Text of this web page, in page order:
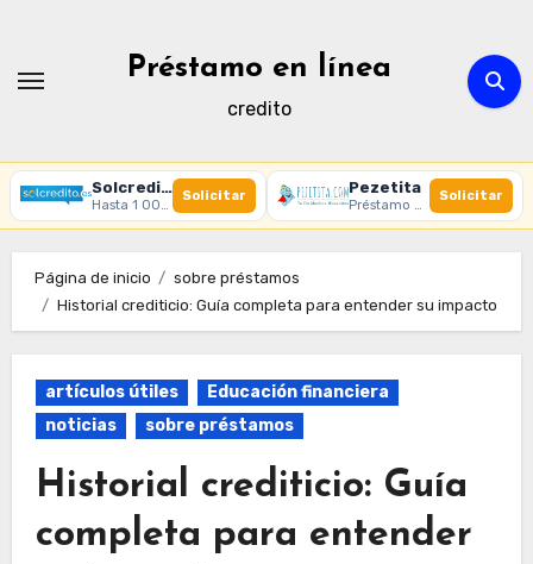
contenido
Préstamo en línea
credito
Solcredito
Hasta 1 000 € · 30 días · 100% online
Solicitar Pezetita
Préstamo online · Aprobación rápida
Solicitar
Página de inicio
sobre préstamos
Historial crediticio: Guía completa para entender su impacto
artículos útiles
Educación financiera
noticias
sobre préstamos
Historial crediticio: Guía
completa para entender